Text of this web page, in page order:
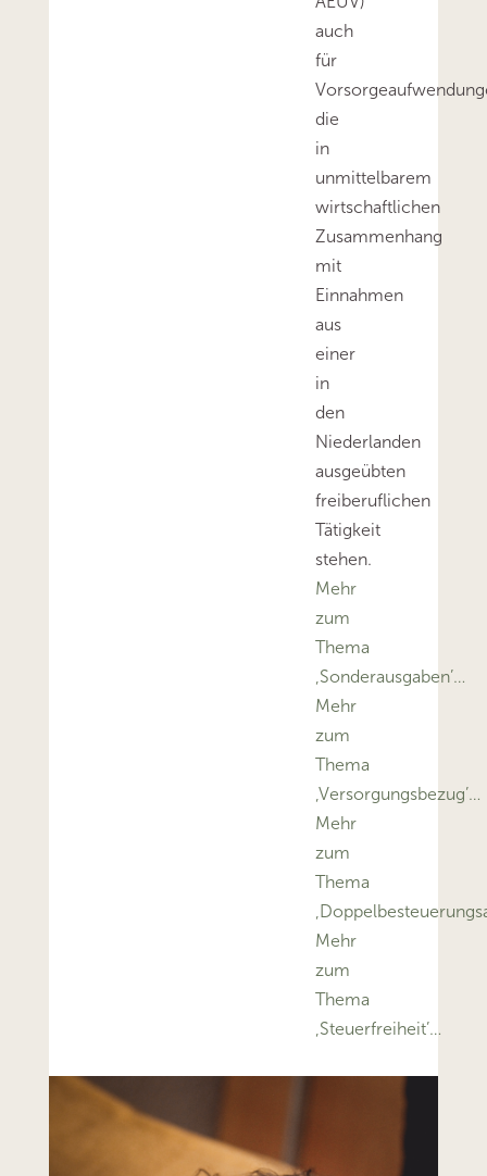
auch
für
die
in
unmittelbarem
wirtschaftlichen
Zusammenhang
mit
Einnahmen
aus
einer
in
den
Niederlanden
ausgeübten
freiberuflichen
Tätigkeit
stehen.
Mehr
zum
Thema
‚Sonderausgaben’…
Mehr
zum
Thema
‚Versorgungsbezug’…
Mehr
zum
Thema
Mehr
zum
Thema
‚Steuerfreiheit’…